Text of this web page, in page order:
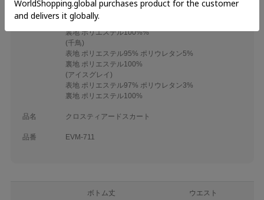
(レッド)
表地 ポリエステル75% レーヨン23% ポリウレタン2%
裏地 ポリエステル100%%
(千鳥)
表地 ポリエステル95% ポリウレタン5%
裏地 ポリエステル100%
(アイスグレイ)
表地 ポリエステル97% ポリウレタン3%
裏地 ポリエステル100%
品名 クロスティアードスカート
品番 EVM-711
ボトム丈 ウエスト